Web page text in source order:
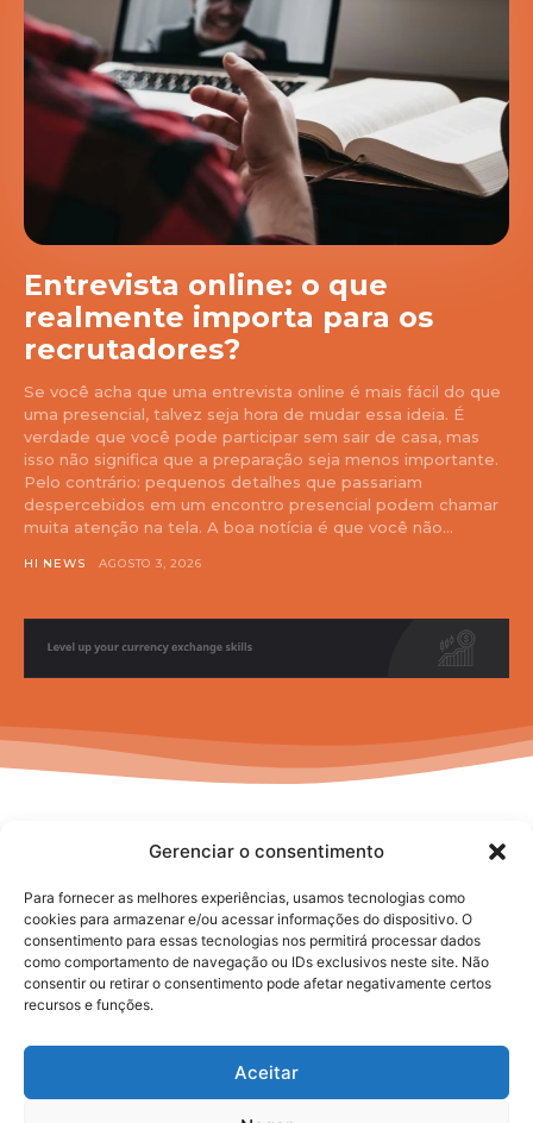
Gerenciar o consentimento
Para fornecer as melhores experiências, usamos tecnologias como
cookies para armazenar e/ou acessar informações do dispositivo. O
consentimento para essas tecnologias nos permitirá processar dados
como comportamento de navegação ou IDs exclusivos neste site. Não
consentir ou retirar o consentimento pode afetar negativamente certos
recursos e funções.
Aceitar
Entrevista online: o que
realmente importa para os
recrutadores?
Se você acha que uma entrevista online é mais fácil do que
uma presencial, talvez seja hora de mudar essa ideia. É
verdade que você pode participar sem sair de casa, mas
isso não significa que a preparação seja menos importante.
Pelo contrário: pequenos detalhes que passariam
despercebidos em um encontro presencial podem chamar
muita atenção na tela. A boa notícia é que você não...
HI NEWS AGOSTO 3, 2026
No posts to display